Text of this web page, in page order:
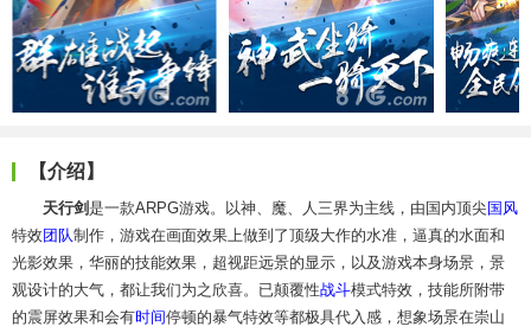
【介绍】
天行剑是一款ARPG游戏。以神、魔、人三界为主线，由国内顶尖 国风
特效 团队制作，游戏在画面效果上做到了顶级大作的水准，逼真的水面和
光影效果，华丽的技能效果，超视距远景的显示，以及游戏本身场景，景
观设计的大气，都让我们为之欣喜。已颠覆性战斗模式特效，技能所附带
的震屏效果和会有时间停顿的暴气特效等都极具代入感，想象场景在崇山